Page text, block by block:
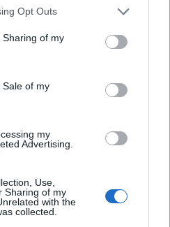
app uses one or more Google
behaviour. You may click to
and its third-party tags to
purposes in below Google
Opt Outs
of my
of my
my
Advertising.
Use,
Sharing of my
with the
collected.
die
van persimmons
om 18:39:38 UTC
baie mense oor die hoof
vrug bevat kragtige
op verrassende
ontdek hoe hierdie
kan
van Nektariens: 'n
Voedingsryke